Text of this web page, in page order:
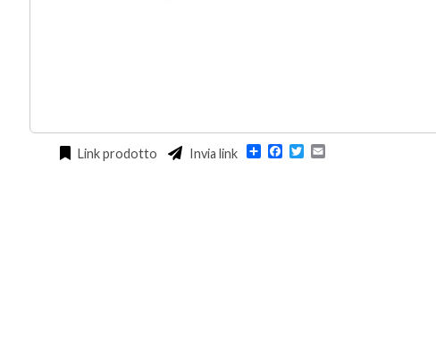
Link prodotto Invia link Condividi
Facebook
Twitter
Email